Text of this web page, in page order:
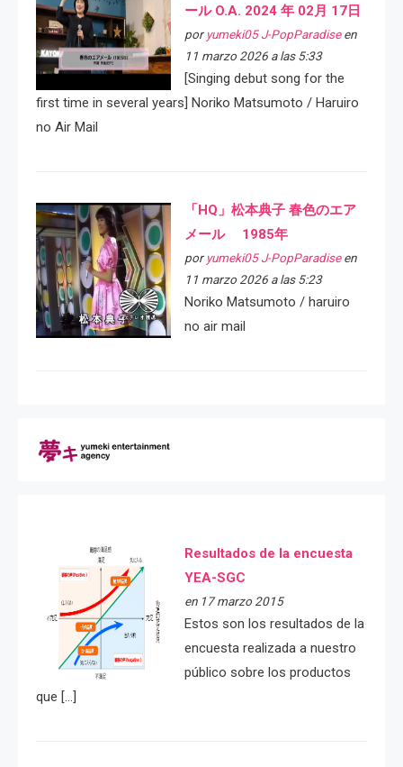
ール O.A. 2024 年 02月 17日
por yumeki05 J-PopParadiseen
11 marzo 2026 a las 5:33
[Singing debut song for the
first time in several years] Noriko Matsumoto / Haruiro
no Air Mail
「HQ」松本典子 春色のエア
メール 1985年
por yumeki05 J-PopParadiseen
11 marzo 2026 a las 5:23
Noriko Matsumoto / haruiro
no air mail
Resultados de la encuesta
YEA-SGC
en 17 marzo 2015
Estos son los resultados de la
encuesta realizada a nuestro
público sobre los productos
que […]